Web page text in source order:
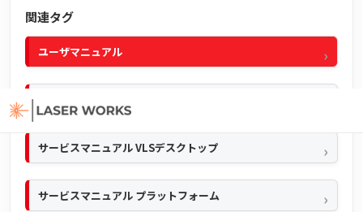
関連タグ
ユーザマニュアル
サービスマニュアル VLSデスクトップ
サービスマニュアル プラットフォーム